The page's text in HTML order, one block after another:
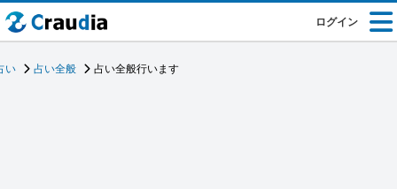
ログイン
い 占い全般 占い全般行います